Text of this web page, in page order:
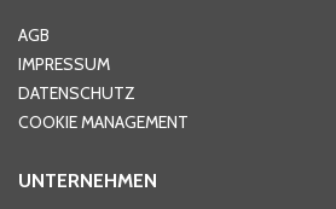
AGB
IMPRESSUM
DATENSCHUTZ
COOKIE MANAGEMENT
UNTERNEHMEN